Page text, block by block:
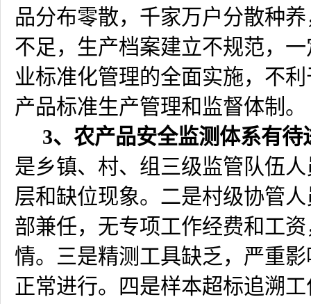
品分布零散，千家万户分散种
不足，生产档案建立不规范，
业标准化管理的全面实施，不
产品标准生产管理和监督体制。
3、农产品安全监测体系有待
是乡镇、村、组三级监管队伍
层和缺位现象。二是村级协管
部兼任，无专项工作经费和工
情。三是精测工具缺乏，严重
正常进行。四是样本超标追溯